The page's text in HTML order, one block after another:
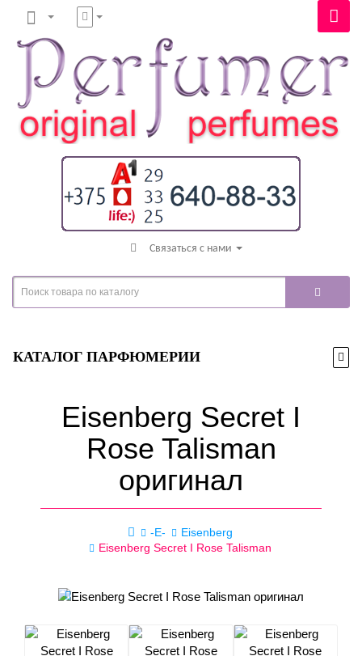
Связаться с нами
КАТАЛОГ ПАРФЮМЕРИИ
Eisenberg Secret I
Rose Talisman
оригинал
-E-
Eisenberg
Eisenberg Secret I Rose Talisman